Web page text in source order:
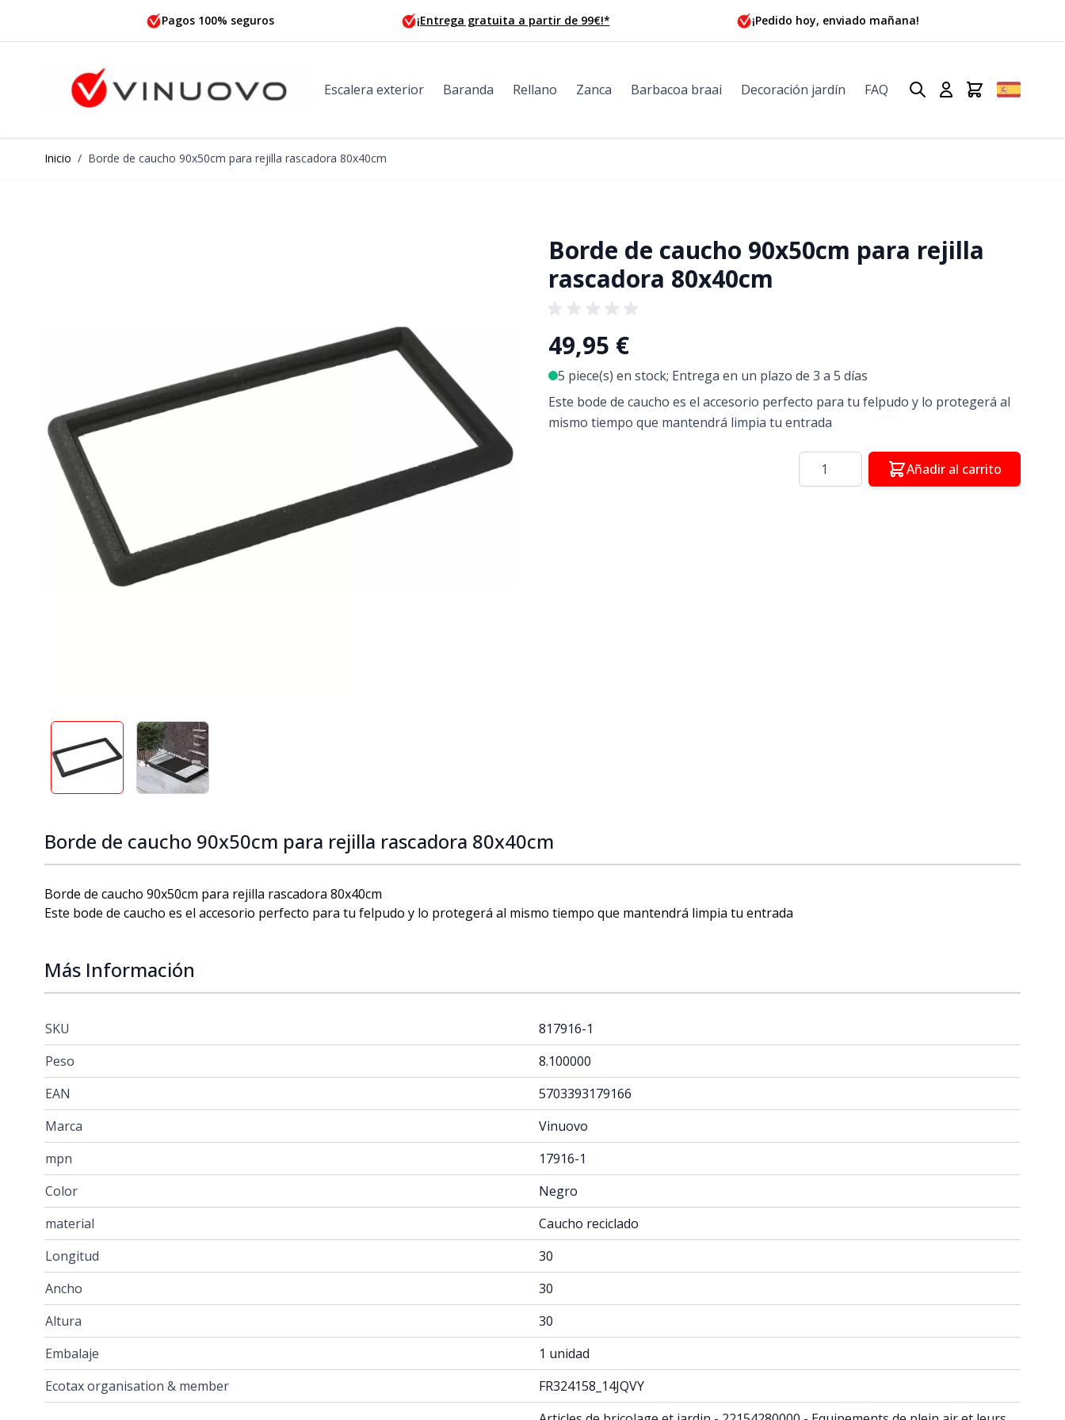
Pagos 100% seguros ¡Entrega gratuita a partir de 99€!* ¡Pedido hoy, enviado mañana!
Escalera exterior Baranda Rellano Zanca Barbacoa braai Decoración jardín FAQ
Inicio / Borde de caucho 90x50cm para rejilla rascadora 80x40cm
Borde de caucho 90x50cm para rejilla
rascadora 80x40cm
View larger imageView larger image
49,95 €
5 piece(s) en stock; Entrega en un plazo de 3 a 5 días
Este bode de caucho es el accesorio perfecto para tu felpudo y lo protegerá al
mismo tiempo que mantendrá limpia tu entrada
Cantidad Añadir al carrito
Borde de caucho 90x50cm para rejilla rascadora 80x40cm
Borde de caucho 90x50cm para rejilla rascadora 80x40cm
Este bode de caucho es el accesorio perfecto para tu felpudo y lo protegerá al mismo tiempo que mantendrá limpia tu entrada
Más Información
SKU
817916-1
Peso
8.100000
EAN
5703393179166
Marca
Vinuovo
mpn
17916-1
Color
Negro
material
Caucho reciclado
Longitud
30
Ancho
30
Altura
30
Embalaje
1 unidad
Ecotax organisation & member
FR324158_14JQVY